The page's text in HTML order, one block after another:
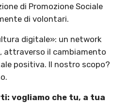
di Promozione Sociale
di volontari.
digitale»: un network
attraverso il cambiamento
positiva. Il nostro scopo?
vogliamo che tu, a tua